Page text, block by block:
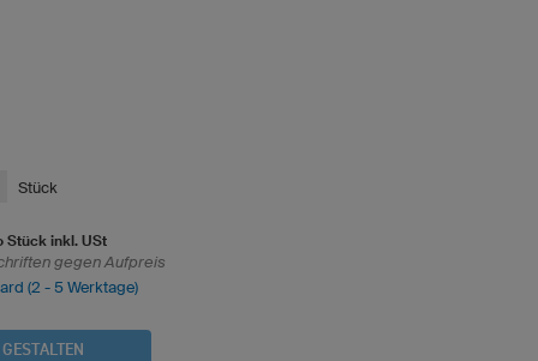
Stück
Stück inkl. USt
gegen Aufpreis
(2 - 5 Werktage)